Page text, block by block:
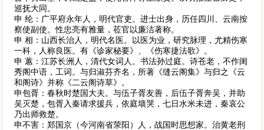
巡抚大同。
申 纶：广平府永年人，明代官吏。进士出身，历任四川、云南按
察使副使。性忠亮有雅量，莅官以廉洁著称。
申 相：山西长治人，明代名医。以医为业，研究脉理，尤精伤寒
一科，人称良医。有《诊家秘要》、《伤寒捷法歌》。
申 蕙：江苏长洲人，清代女词人。书法孙过庭。诗苍老，不作闺
秀阁中语，工词。与归淑芬齐名，所著《缝云阁集》与归之《云
和阁诗》并称《二云阁诗草》。
申包胥：春秋时楚国大夫。与伍子胥友善，后伍子胥奔吴，并助
吴灭楚，包胥入秦请求援兵，依庭墙哭，七日水米未进，秦哀公
乃出师救楚。
申不害：郑国京（今河南省荥阳）人，战国时思想家。治黄老刑